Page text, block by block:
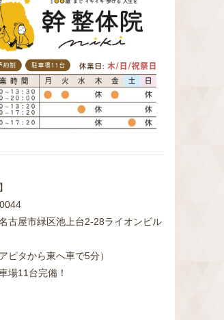
古屋市緑区池上台2‐28ライオンビル
ピタから東へ車で5分）
場11台完備！